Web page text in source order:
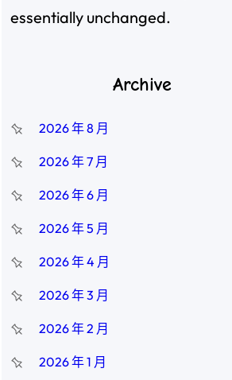
essentially unchanged.
Archive
2026 年 8 月
2026 年 7 月
2026 年 6 月
2026 年 5 月
2026 年 4 月
2026 年 3 月
2026 年 2 月
2026 年 1 月